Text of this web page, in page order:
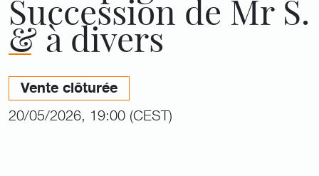
Succession de Mr S.
& à divers
Vente clôturée
20/05/2026, 19:00 (CEST)